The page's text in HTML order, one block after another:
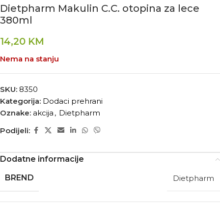
Dietpharm Makulin C.C. otopina za lece
380ml
14,20 KM
Nema na stanju
SKU: 8350
Kategorija: Dodaci prehrani
Oznake: akcija , Dietpharm
Podijeli:
Dodatne informacije
BREND
Dietpharm